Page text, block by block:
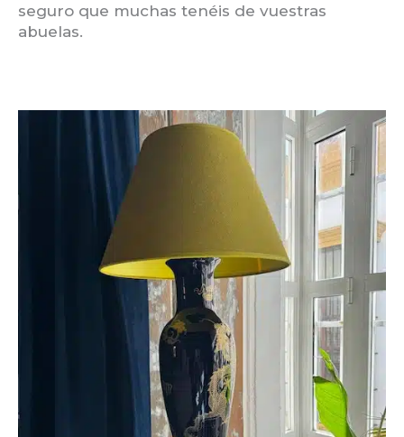
seguro que muchas tenéis de vuestras
abuelas.